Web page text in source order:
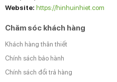
Website: https://hinhuinhiet.com
Chăm sóc khách hàng
Khách hàng thân thiết
Chính sách bảo hành
Chính sách đổi trả hàng